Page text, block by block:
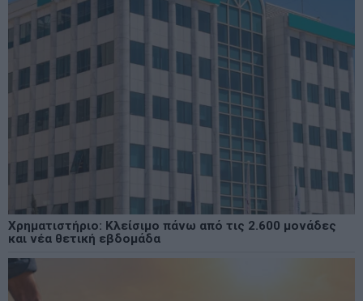
Χρηματιστήριο: Κλείσιμο πάνω από τις 2.600 μονάδες
και νέα θετική εβδομάδα